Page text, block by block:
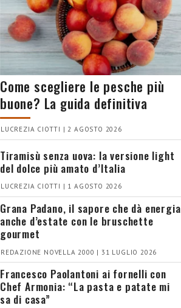
Come scegliere le pesche più
buone? La guida definitiva
LUCREZIA CIOTTI | 2 AGOSTO 2026
Tiramisù senza uova: la versione light
del dolce più amato d’Italia
LUCREZIA CIOTTI | 1 AGOSTO 2026
Grana Padano, il sapore che dà energia
anche d’estate con le bruschette
gourmet
REDAZIONE NOVELLA 2000 | 31 LUGLIO 2026
Francesco Paolantoni ai fornelli con
Chef Armonia: “La pasta e patate mi
sa di casa”